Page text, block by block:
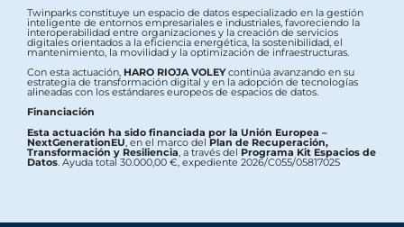
Twinparks constituye un espacio de datos especializado en la gestión
inteligente de entornos empresariales e industriales, favoreciendo la
interoperabilidad entre organizaciones y la creación de servicios
digitales orientados a la eficiencia energética, la sostenibilidad, el
mantenimiento, la movilidad y la optimización de infraestructuras.
Con esta actuación, HARO RIOJA VOLEYcontinúa avanzando en su
estrategia de transformación digital y en la adopción de tecnologías
alineadas con los estándares europeos de espacios de datos.
Financiación
Esta actuación ha sido financiada por la Unión Europea –
NextGenerationEU , en el marco delPlan de Recuperación,
Transformación y Resiliencia , a través del Programa Kit Espacios de
Datos . Ayuda total 30.000,00 €, expediente 2026/C055/05817025